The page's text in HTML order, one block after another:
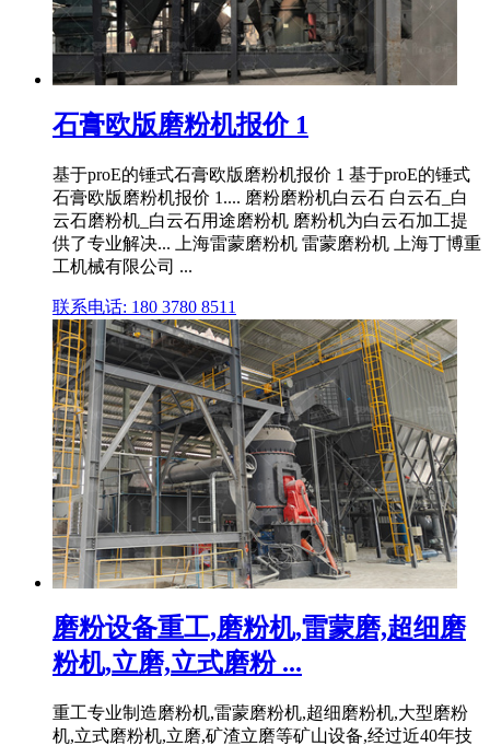
石膏欧版磨粉机报价 1
基于proE的锤式石膏欧版磨粉机报价 1 基于proE的锤式
石膏欧版磨粉机报价 1.... 磨粉磨粉机白云石 白云石_白
云石磨粉机_白云石用途磨粉机 磨粉机为白云石加工提
供了专业解决... 上海雷蒙磨粉机 雷蒙磨粉机 上海丁博重
工机械有限公司 ...
联系电话: 180 3780 8511
磨粉设备重工,磨粉机,雷蒙磨,超细磨
粉机,立磨,立式磨粉 ...
重工专业制造磨粉机,雷蒙磨粉机,超细磨粉机,大型磨粉
机,立式磨粉机,立磨,矿渣立磨等矿山设备,经过近40年技